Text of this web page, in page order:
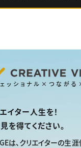
ッショナル×つながる
イター人生を！
を得てください。
は、 クリエイターの生涯